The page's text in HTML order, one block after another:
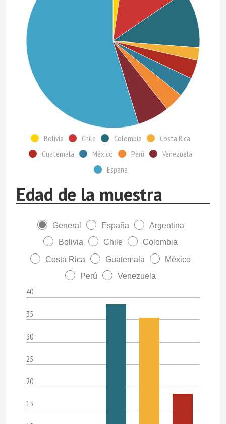
Bolivia Chile Colombia
Costa Rica
Guatemala
México Perú
Venezuela
España
Edad de la muestra
General España
Argentina
Bolivia
Chile
Colombia
Costa Rica
Guatemala
México
Perú
Venezuela
40
35
30
25
20
15